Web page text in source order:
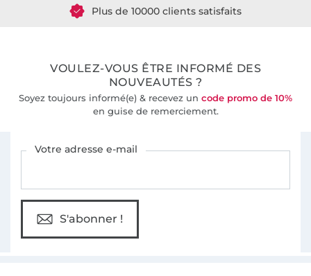
VOULEZ-VOUS ÊTRE INFORMÉ DES
NOUVEAUTÉS ?
Soyez toujours informé(e) & recevez un code promo de 10%
en guise de remerciement.
Votre adresse e-mail
S'abonner !